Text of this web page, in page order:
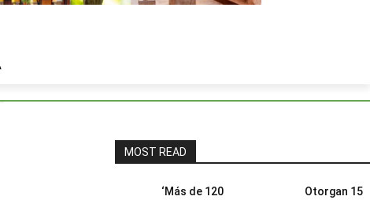
MOST READ
‘Más de 120
Otorgan 15